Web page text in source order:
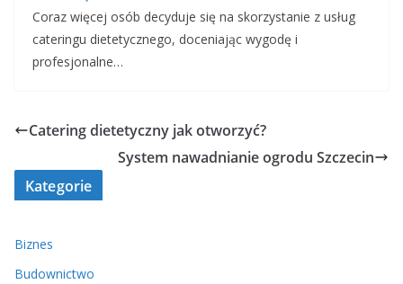
Coraz więcej osób decyduje się na skorzystanie z usług
cateringu dietetycznego, doceniając wygodę i
profesjonalne…
Catering dietetyczny jak otworzyć?
System nawadnianie ogrodu Szczecin
Kategorie
Biznes
Budownictwo